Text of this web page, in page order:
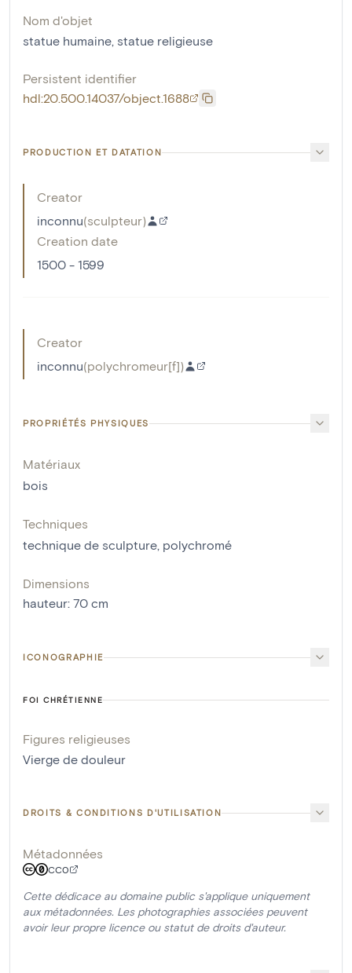
Nom d'objet
statue humaine, statue religieuse
Persistent identifier
hdl:20.500.14037/object.1688
PRODUCTION ET DATATION
Creator
inconnu(sculpteur)
Creation date
1500 - 1599
Creator
inconnu(polychromeur[f])
PROPRIÉTÉS PHYSIQUES
Matériaux
bois
Techniques
technique de sculpture, polychromé
Dimensions
hauteur: 70 cm
ICONOGRAPHIE
FOI CHRÉTIENNE
Figures religieuses
Vierge de douleur
DROITS & CONDITIONS D'UTILISATION
Métadonnées
CC0
Cette dédicace au domaine public s'applique uniquement
aux métadonnées. Les photographies associées peuvent
avoir leur propre licence ou statut de droits d'auteur.